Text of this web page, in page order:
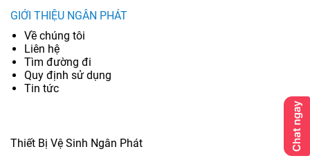
GIỚI THIỆU NGÂN PHÁT
Về chúng tôi
Liên hệ
Tìm đường đi
Quy định sử dụng
Tin tức
Thiết Bị Vệ Sinh Ngân Phát